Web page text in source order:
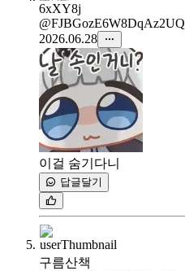
6xXY8j
@FJBGozE6W8DqAz2UQ
2026.06.28
이걸 숨기다니
답글달기
구름산책